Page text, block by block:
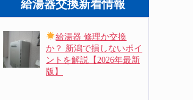
給湯器交換新着情報
給湯器 修理か交換
か？ 新潟で損しないポイ
ントを解説【2026年最新
版】